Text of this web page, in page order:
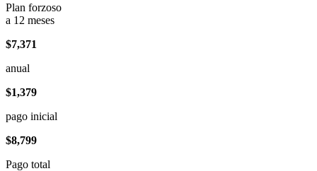
Plan forzoso
a 12 meses
$7,371
anual
$1,379
pago inicial
$8,799
Pago total